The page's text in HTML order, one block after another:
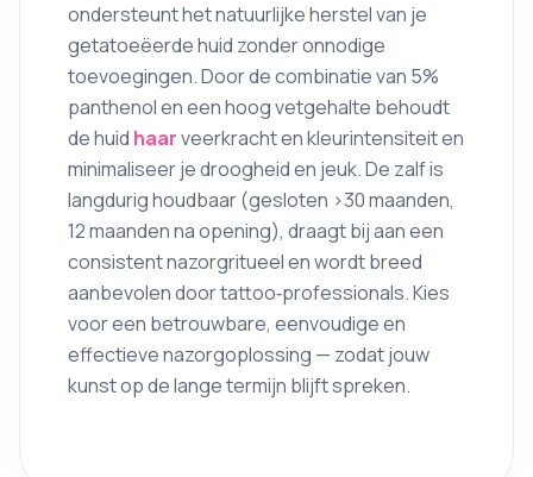
ondersteunt het natuurlijke herstel van je
getatoeëerde huid zonder onnodige
toevoegingen. Door de combinatie van 5%
panthenol en een hoog vetgehalte behoudt
de huid haarveerkracht en kleurintensiteit en
minimaliseer je droogheid en jeuk. De zalf is
langdurig houdbaar (gesloten >30 maanden,
12 maanden na opening), draagt bij aan een
consistent nazorgritueel en wordt breed
aanbevolen door tattoo‑professionals. Kies
voor een betrouwbare, eenvoudige en
effectieve nazorgoplossing — zodat jouw
kunst op de lange termijn blijft spreken.